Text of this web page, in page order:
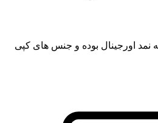
نمد اورجینال بوده و جنس های کپی